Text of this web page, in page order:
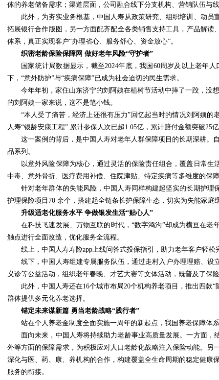
体的养老储备需求；渠道层面，公司融合线下分支机构、营销队伍与
此外，为夯实业务根基，中国人寿从政策研究、组织培训、动
拓展银行合作版图，另一方面配齐配全各类销售支持工具，产品解
体系，真正实现客户“办理省心、服务舒心、资金放心”。
织密老龄保险保障网 做好老年风险“守护者”
国家统计局数据显示，截至2024年底，我国60周岁及以上老年
下，“意外防护”与“疾病保障”已成为社会迫切的民生需求。
今年年初，家住山东济宁的刘阿姨在植树节活动中摔了一跤，没
的刘阿姨一家来说，这不是笔小钱。
“本人受了痛苦，经济上还很有压力”回忆起当时的情况刘阿姨
人寿“银龄安康工程” 累计参保人次已超1.05亿，累计赔付金额突破25
这一案例的背后，是中国人寿对老年人群保障项目的长期深耕。
品系列。
以意外风险保障为核心，通过灵活的保险责任组合，覆盖日常
中毒、意外骨折、医疗费用补偿、住院津贴、特定疾病等多维度的保
针对老年群体的失能风险，中国人寿同样构建起坚实的长期护
护理保险项目70 余个，搭建起全链条长护保障生态，切实为失能家庭
升级适老化服务水平 争做银发生活“贴心人”
在科技飞速发展、万物互联的时代，“数字鸿沟”却成为横亘在
触点进行全面改造，优化服务全流程。
线上，中国人寿寿险app上线问答式投保指引，助力老年客户轻
线下，中国人寿组建专属服务队伍，通过走村入户办理理赔、
义诊等公益活动，组织老年春晚、才艺大赛等文体活动，既普及了保
此外，中国人寿还在16个城市布局20个机构养老项目，推出四款
群体提供多元化养老选择。
锚定未来谋新篇 勇当老龄战略“践行者”
站在个人养老金制度全面实施一周年的新起点，我国养老保障体
面向未来，中国人寿将持续助力老龄事业高质量发展。一方面
外等方面的保障需求，为积极应对人口老龄化战略注入保险动能。
深化与医、药、康、养机构的合作，构建覆盖全生命周期的稳定健康
服务的衔接。